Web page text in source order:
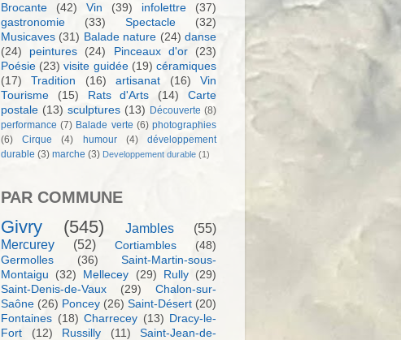
Brocante (42) Vin (39) infolettre
(37)
gastronomie
(33) Spectacle
(32)
Musicaves (31) Balade nature (24) danse
(24)
peintures (24) Pinceaux d'or
(23)
Poésie (23) visite guidée (19) céramiques
(17)
Tradition (16) artisanat (16)
Vin
Tourisme
(15) Rats d'Arts (14)
Carte
postale (13) sculptures (13) Découverte (8)
performance (7) Balade verte (6) photographies
(6)
Cirque (4) humour (4)
développement
durable (3) marche (3) Developpement durable (1)
PAR COMMUNE
Givry (545) Jambles
(55)
Mercurey
(52) Cortiambles
(48)
Germolles
(36)
Saint-Martin-sous-
Montaigu
(32) Mellecey (29) Rully
(29)
Saint-Denis-de-Vaux
(29)
Chalon-sur-
Saône (26) Poncey (26) Saint-Désert (20)
Fontaines (18) Charrecey (13) Dracy-le-
Fort
(12) Russilly (11)
Saint-Jean-de-